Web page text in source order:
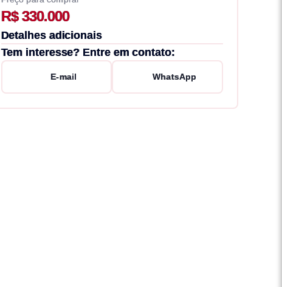
R$ 330.000
Detalhes adicionais
Tem interesse? Entre em contato:
E-mail WhatsApp